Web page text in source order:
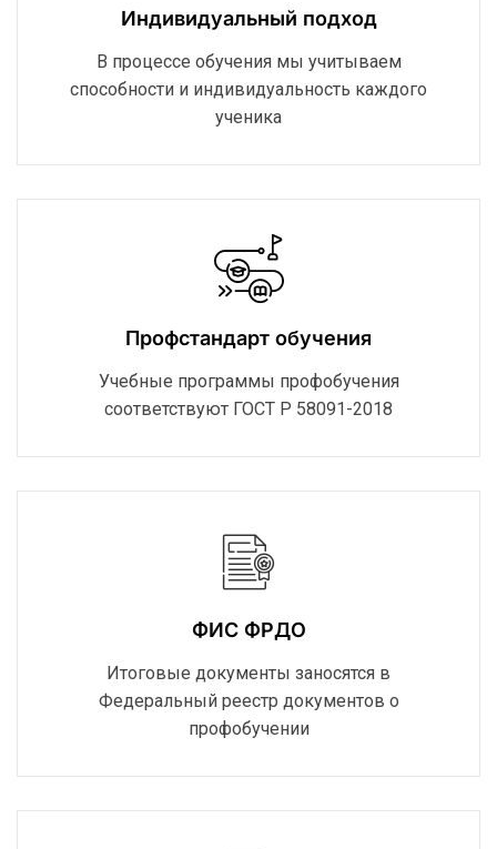
Индивидуальный подход
В процессе обучения мы учитываем
способности и индивидуальность каждого
ученика
Профстандарт обучения
Учебные программы профобучения
соответствуют ГОСТ Р 58091-2018
ФИС ФРДО
Итоговые документы заносятся в
Федеральный реестр документов о
профобучении